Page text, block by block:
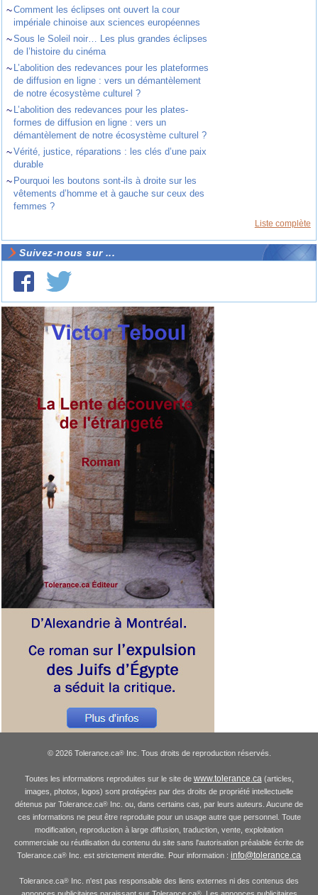
~Comment les éclipses ont ouvert la cour
impériale chinoise aux sciences européennes
~Sous le Soleil noir… Les plus grandes éclipses
de l’histoire du cinéma
~ L’abolition des redevances pour les plateformes
de diffusion en ligne : vers un démantèlement
de notre écosystème culturel ?
~ L’abolition des redevances pour les plates-
formes de diffusion en ligne : vers un
démantèlement de notre écosystème culturel ?
~Vérité, justice, réparations : les clés d’une paix
durable
~ Pourquoi les boutons sont-ils à droite sur les
vêtements d’homme et à gauche sur ceux des
femmes ?
Liste complète
Suivez-nous sur ...
© 2026 Tolerance.ca®Inc. Tous droits de reproduction réservés.
Toutes les informations reproduites sur le site de www.tolerance.ca(articles,
images, photos, logos) sont protégées par des droits de propriété intellectuelle
détenus par Tolerance.ca® Inc. ou, dans certains cas, par leurs auteurs. Aucune de
ces informations ne peut être reproduite pour un usage autre que personnel. Toute
modification, reproduction à large diffusion, traduction, vente, exploitation
commerciale ou réutilisation du contenu du site sans l'autorisation préalable écrite de
Tolerance.ca® Inc. est strictement interdite. Pour information : info@tolerance.ca
Tolerance.ca® Inc. n'est pas responsable des liens externes ni des contenus des